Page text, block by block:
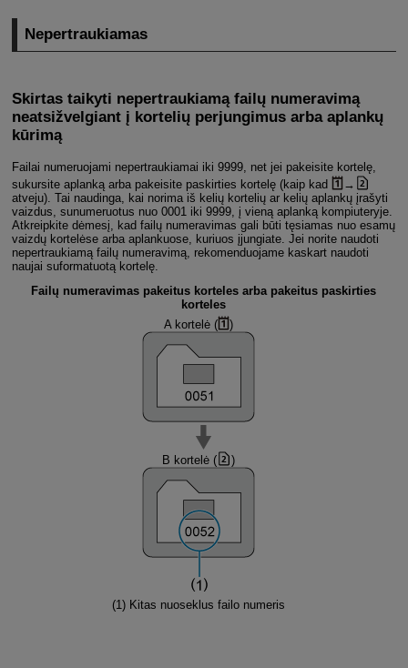
Nepertraukiamas
Skirtas taikyti nepertraukiamą failų numeravimą
neatsižvelgiant į kortelių perjungimus arba aplankų
kūrimą
Failai numeruojami nepertraukiamai iki 9999, net jei pakeisite kortelę,
sukursite aplanką arba pakeisite paskirties kortelę (kaip kad
→
atveju). Tai naudinga, kai norima iš kelių kortelių ar kelių aplankų įrašyti
vaizdus, sunumeruotus nuo 0001 iki 9999, į vieną aplanką kompiuteryje.
Atkreipkite dėmesį, kad failų numeravimas gali būti tęsiamas nuo esamų
vaizdų kortelėse arba aplankuose, kuriuos įjungiate. Jei norite naudoti
nepertraukiamą failų numeravimą, rekomenduojame kaskart naudoti
naujai suformatuotą kortelę.
Failų numeravimas pakeitus korteles arba pakeitus paskirties
korteles
A kortelė (
)
B kortelė ( )
(1) Kitas nuoseklus failo numeris